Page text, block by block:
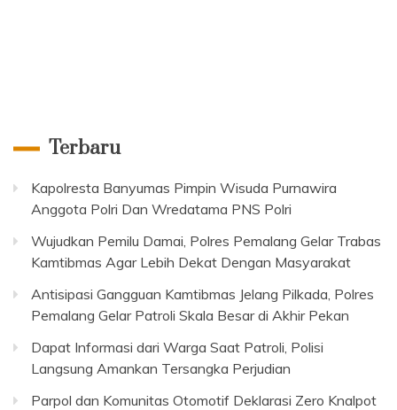
Terbaru
Kapolresta Banyumas Pimpin Wisuda Purnawira
Anggota Polri Dan Wredatama PNS Polri
Wujudkan Pemilu Damai, Polres Pemalang Gelar Trabas
Kamtibmas Agar Lebih Dekat Dengan Masyarakat
Antisipasi Gangguan Kamtibmas Jelang Pilkada, Polres
Pemalang Gelar Patroli Skala Besar di Akhir Pekan
Dapat Informasi dari Warga Saat Patroli, Polisi
Langsung Amankan Tersangka Perjudian
Parpol dan Komunitas Otomotif Deklarasi Zero Knalpot